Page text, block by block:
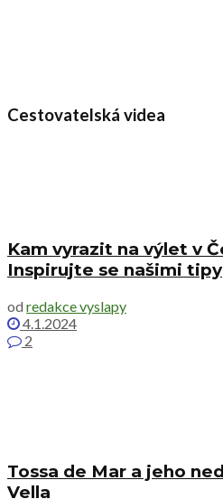
Cestovatelská videa
Kam vyrazit na výlet v
Inspirujte se našimi tipy
od redakce vyslapy
4.1.2024
2
Tossa de Mar a jeho
Vella